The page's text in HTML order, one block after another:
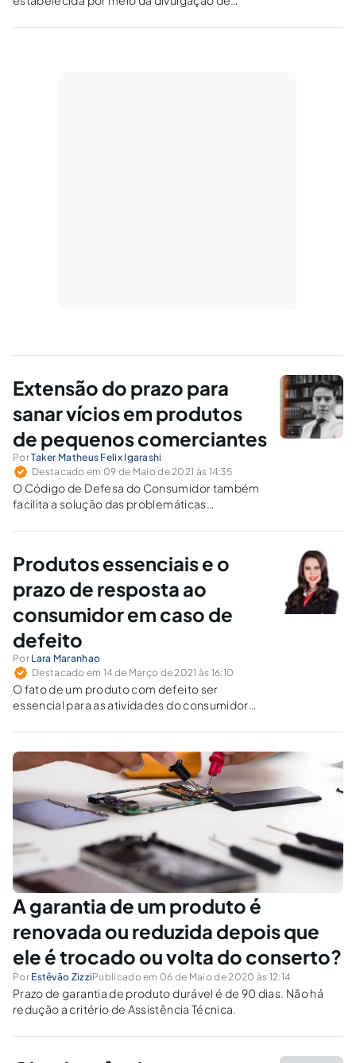
digitais e a existência de responsabilidade civil
Extensão do prazo para
sanar vícios em produtos
de pequenos comerciantes
PorTaker Matheus Felix Igarashi
Destacado em 09 de Maio de 2021 às 14:35
O Código de Defesa do Consumidor também
facilita a solução das problemáticas
Produtos essenciais e o
prazo de resposta ao
consumidor em caso de
defeito
Por Lara Maranhao
Destacado em 14 de Março de 2021 às 16:10
O fato de um produto com defeito ser
essencial para as atividades do consumidor
à necessidade de conserto, troca ou
devolução?
A garantia de um produto é
renovada ou reduzida depois que
ele é trocado ou volta do conserto?
Por Estêvão ZizziPublicado em 06 de Maio de 2020 às 12:14
Prazo de garantia de produto durável é de 90 dias. Não há
redução a critério de Assistência Técnica.